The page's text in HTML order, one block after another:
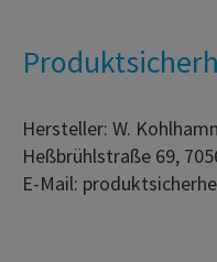
Hersteller: W.
Heßbrühlstraße 69,
E-Mail: